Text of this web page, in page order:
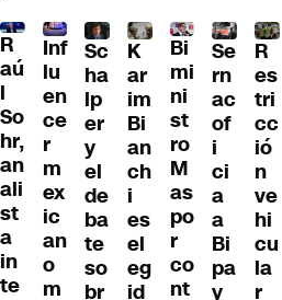
R
aú
l
So
hr,
an
ali
st
a
in
te
Inf
lu
en
ce
r
m
ex
ic
an
o
m
Sc
ha
lp
er
y
el
de
ba
te
so
br
K
ar
im
Bi
an
ch
i
es
el
eg
id
Bi
mi
ni
st
ro
M
as
po
r
co
nt
Se
rn
ac
of
i
ci
a
a
Bi
pa
y
R
es
tri
cc
ió
n
ve
hi
cu
la
r